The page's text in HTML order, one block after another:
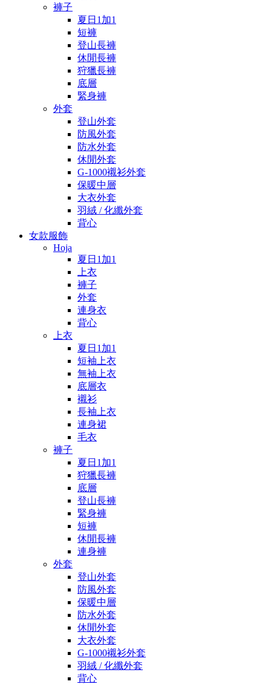
褲子
夏日1加1
短褲
登山長褲
休閒長褲
狩獵長褲
底層
緊身褲
外套
登山外套
防風外套
防水外套
休閒外套
G-1000襯衫外套
保暖中層
大衣外套
羽絨 / 化纖外套
背心
女款服飾
Hoja
夏日1加1
上衣
褲子
外套
連身衣
背心
上衣
夏日1加1
短袖上衣
無袖上衣
底層衣
襯衫
長袖上衣
連身裙
毛衣
褲子
夏日1加1
狩獵長褲
底層
登山長褲
緊身褲
短褲
休閒長褲
連身褲
外套
登山外套
防風外套
保暖中層
防水外套
休閒外套
大衣外套
G-1000襯衫外套
羽絨 / 化纖外套
背心